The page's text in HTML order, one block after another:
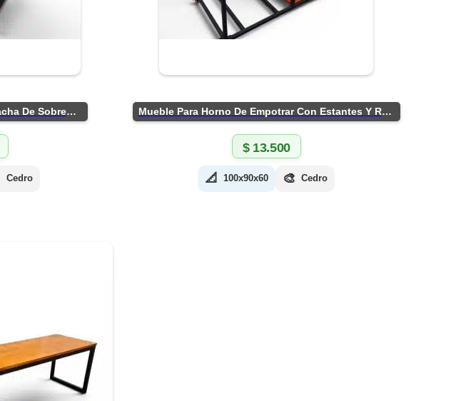
Vanitorio Compacto Para Bacha De Sobreponer
Cedro
Mueble Para Horno De Empotrar Con Estantes Y Ruedas
$13.500
📐 100x90x60 🎨 Cedro